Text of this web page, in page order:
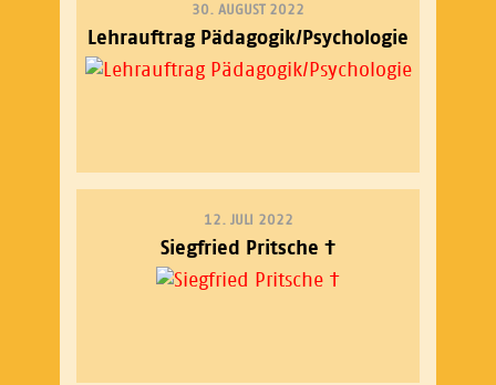
30. AUGUST 2022
Lehrauftrag Pädagogik/Psychologie
12. JULI 2022
Siegfried Pritsche †